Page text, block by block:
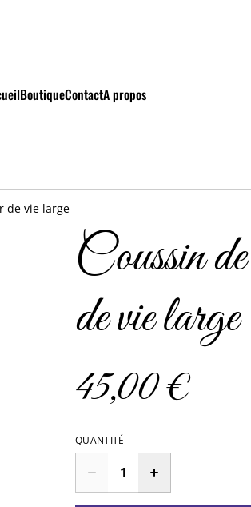
BoutiqueContactA propos
de vie large
Coussin
de vie large
45,00 €
QUANTITÉ